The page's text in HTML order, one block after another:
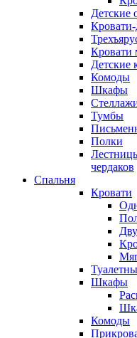
Детские
Детские
Комоды
Шкафы
Тумбы
Полки
чердаков
Спальня
Кровати
Шкафы
Комоды